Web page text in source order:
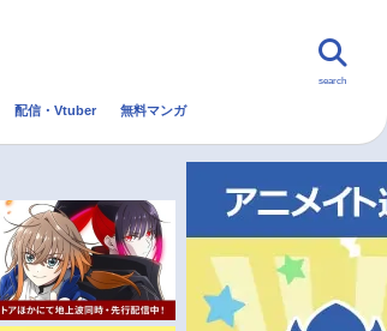
トレンド 無料マンガ
メ
search
配信・Vtuber 無料マンガ